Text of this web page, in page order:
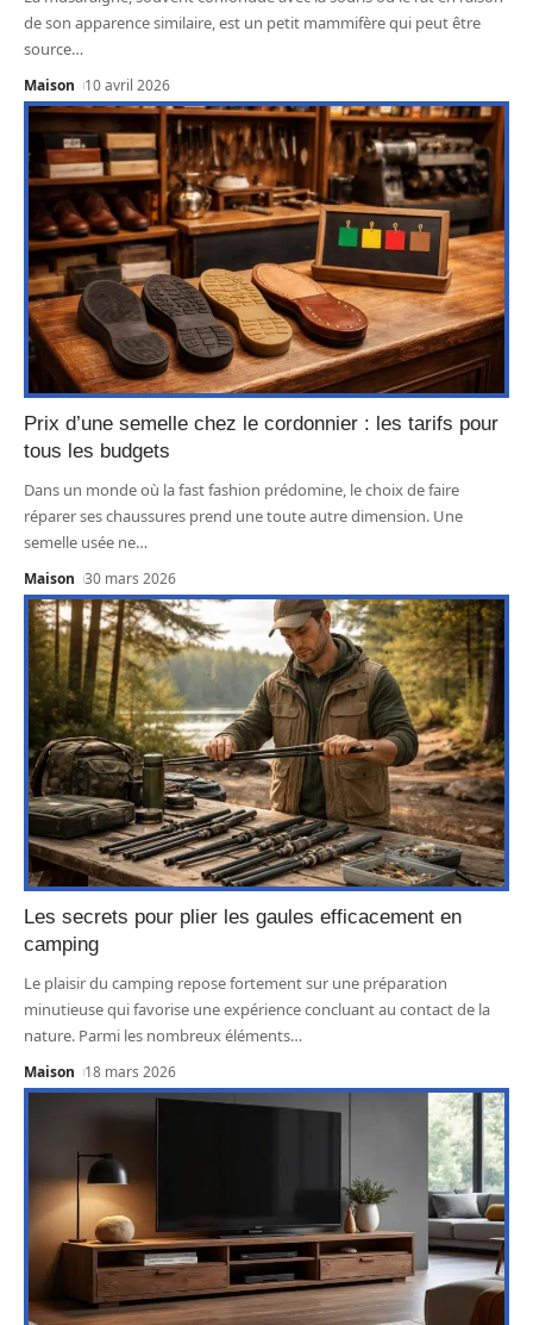
de son apparence similaire, est un petit mammifère qui peut être
source…
Maison 10 avril 2026
Prix d’une semelle chez le cordonnier : les tarifs pour
tous les budgets
Dans un monde où la fast fashion prédomine, le choix de faire
réparer ses chaussures prend une toute autre dimension. Une
semelle usée ne…
Maison 30 mars 2026
Les secrets pour plier les gaules efficacement en
camping
Le plaisir du camping repose fortement sur une préparation
minutieuse qui favorise une expérience concluant au contact de la
nature. Parmi les nombreux éléments…
Maison 18 mars 2026